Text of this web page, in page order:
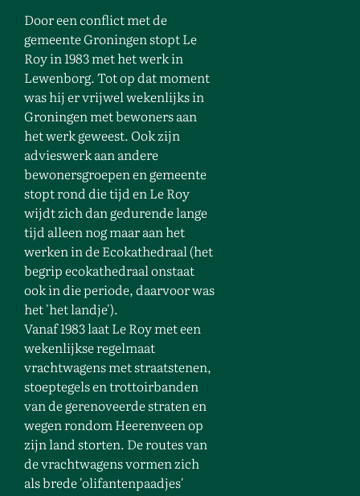
Door een conflict met de
gemeente Groningen stopt Le
Roy in 1983 met het werk in
Lewenborg. Tot op dat moment
was hij er vrijwel wekenlijks in
Groningen met bewoners aan
het werk geweest. Ook zijn
advieswerk aan andere
bewonersgroepen en gemeente
stopt rond die tijd en Le Roy
wijdt zich dan gedurende lange
tijd alleen nog maar aan het
werken in de Ecokathedraal (het
begrip ecokathedraal onstaat
ook in die periode, daarvoor was
het 'het landje').
Vanaf 1983 laat Le Roy met een
wekenlijkse regelmaat
vrachtwagens met straatstenen,
stoeptegels en trottoirbanden
van de gerenoveerde straten en
wegen rondom Heerenveen op
zijn land storten. De routes van
de vrachtwagens vormen zich
als brede 'olifantenpaadjes'